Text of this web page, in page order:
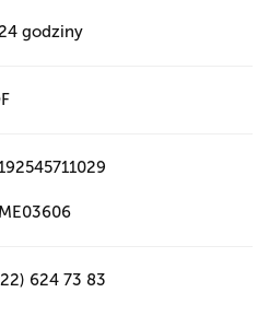
godziny
ME03606
624 73 83